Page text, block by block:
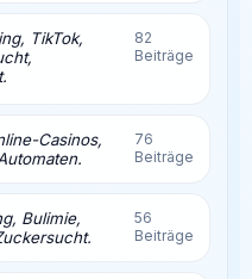
TikTok,
82
Beiträge
Casinos,
76
Beiträge
Bulimie,
56
Beiträge